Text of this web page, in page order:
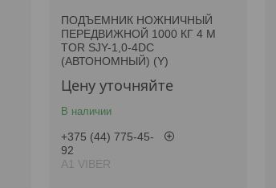
ПОДЪЕМНИК НОЖНИЧНЫЙ
ПЕРЕДВИЖНОЙ 1000 КГ 4 М
TOR SJY-1,0-4DC
(АВТОНОМНЫЙ) (Y)
Цену уточняйте
В наличии
+375 (44) 775-45-
92
А1 VIBER